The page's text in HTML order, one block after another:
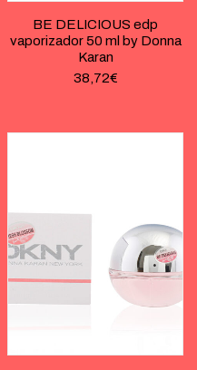
BE DELICIOUS edp
vaporizador 50 ml by Donna
Karan
38,72€